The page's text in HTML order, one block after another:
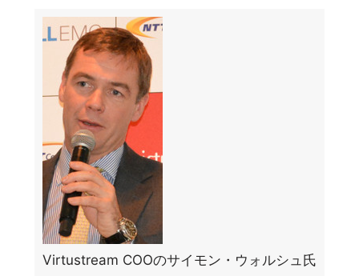
Virtustream COOのサイモン・ウォルシュ氏